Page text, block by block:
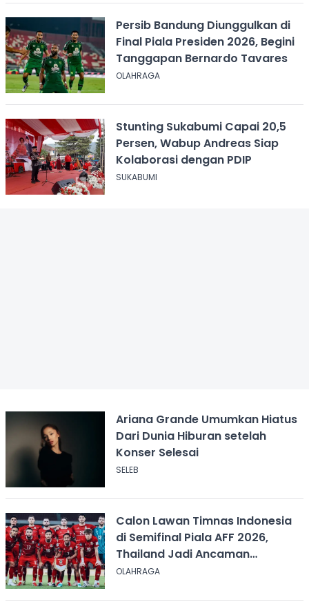
Persib Bandung Diunggulkan di
Final Piala Presiden 2026, Begini
Tanggapan Bernardo Tavares
OLAHRAGA
Stunting Sukabumi Capai 20,5
Persen, Wabup Andreas Siap
Kolaborasi dengan PDIP
SUKABUMI
Ariana Grande Umumkan Hiatus
Dari Dunia Hiburan setelah
Konser Selesai
SELEB
Calon Lawan Timnas Indonesia
di Semifinal Piala AFF 2026,
Thailand Jadi Ancaman
Terbesar
OLAHRAGA